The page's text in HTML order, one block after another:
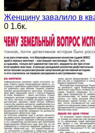
Женщину завалило в
0 1.6к.